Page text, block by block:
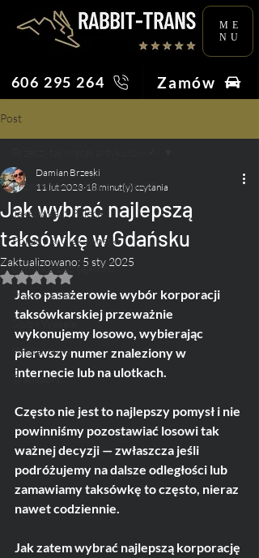
ME
NU
606 295 264 Zamów
Post
Przeczytaj więcej artykułów ✍︎
Taksówkarz Poleca
Porady & Ciekawostki
Lotnisko bez tajemnic
Praca na Taxi
Ślub i Wesele
Wydarzenia
Transport
Jak wybrać najlepszą
taksówkę w Gdańsku
Damian Brzeski
11 lut 2023 18 minut(y) czytania
Zaktualizowano: 5 sty 2025
Oceniono na NaN z 5 gwiazdek.
Jako pasażerowie wybór korporacji
taksówkarskiej przeważnie
wykonujemy losowo, wybierając
pierwszy numer znaleziony w
internecie lub na ulotkach.
Często nie jest to najlepszy pomysł i nie
powinniśmy pozostawiać losowi tak
ważnej decyzji — zwłaszcza jeśli
podróżujemy na dalsze odległości lub
zamawiamy taksówkę to często, nieraz
nawet codziennie.
Jak zatem wybrać najlepszą korporację